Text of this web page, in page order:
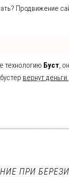
технологию Буст,
вернут деньги.
ПРИ